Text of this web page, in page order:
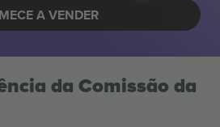
A VENDER
da Comissão da